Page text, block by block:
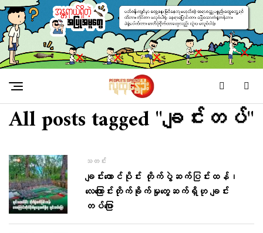
All posts tagged "ချင်းတပ်"
သတင်း
ချင်းတောင်ပိုင်း တိုက်ပွဲဆက်ပြင်းထန်၊
လေကြောင်းတိုက်ခိုက်မှုတွေဆက်ရှိဟု ချင်း
တပ်ပြော